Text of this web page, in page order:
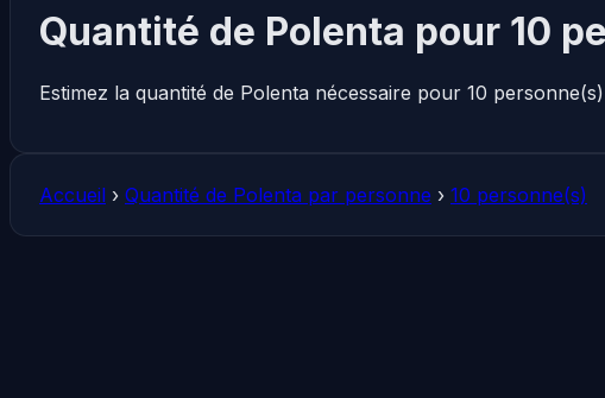
Quantité de Polenta pour 10
Estimez la quantité de Polenta nécessaire pour 10
Accueil › Quantité de Polenta par personne › 10 personne(s)